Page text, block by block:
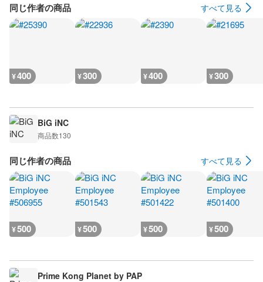
同じ作者の商品 すべて見る
¥400 ¥300 ¥400 ¥300
BiG iNC
商品数130
同じ作者の商品 すべて見る
¥500 ¥500 ¥500 ¥500
Prime Kong Planet by PAP